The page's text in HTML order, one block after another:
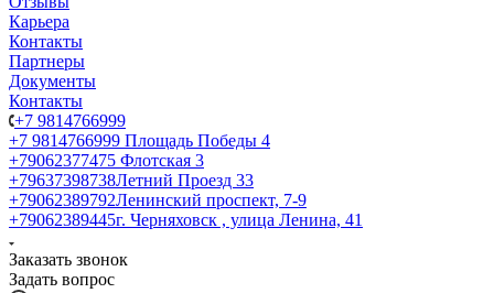
Карьера
Контакты
Партнеры
Документы
Контакты
+7 9814766999
+7 9814766999 Площадь Победы 4
+79062377475 Флотская 3
+79637398738Летний Проезд 33
+79062389792Ленинский проспект, 7-9
+79062389445г. Черняховск , улица Ленина, 41
Заказать звонок
Задать вопрос